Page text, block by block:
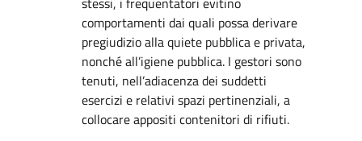
comportamenti dai quali possa derivare
pregiudizio alla quiete pubblica e privata,
nonché all’igiene pubblica. I gestori sono
tenuti, nell’adiacenza dei suddetti
esercizi e relativi spazi pertinenziali, a
collocare appositi contenitori di rifiuti.